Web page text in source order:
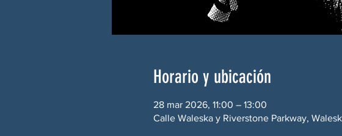
Horario y ubicación
28 mar 2026, 11:00 – 13:00
Calle Waleska y Riverstone Parkway,